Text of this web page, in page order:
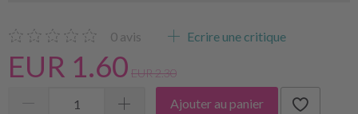
0 avis Ecrire une critique
EUR 1.60 EUR 2.30
Ajouter au panier